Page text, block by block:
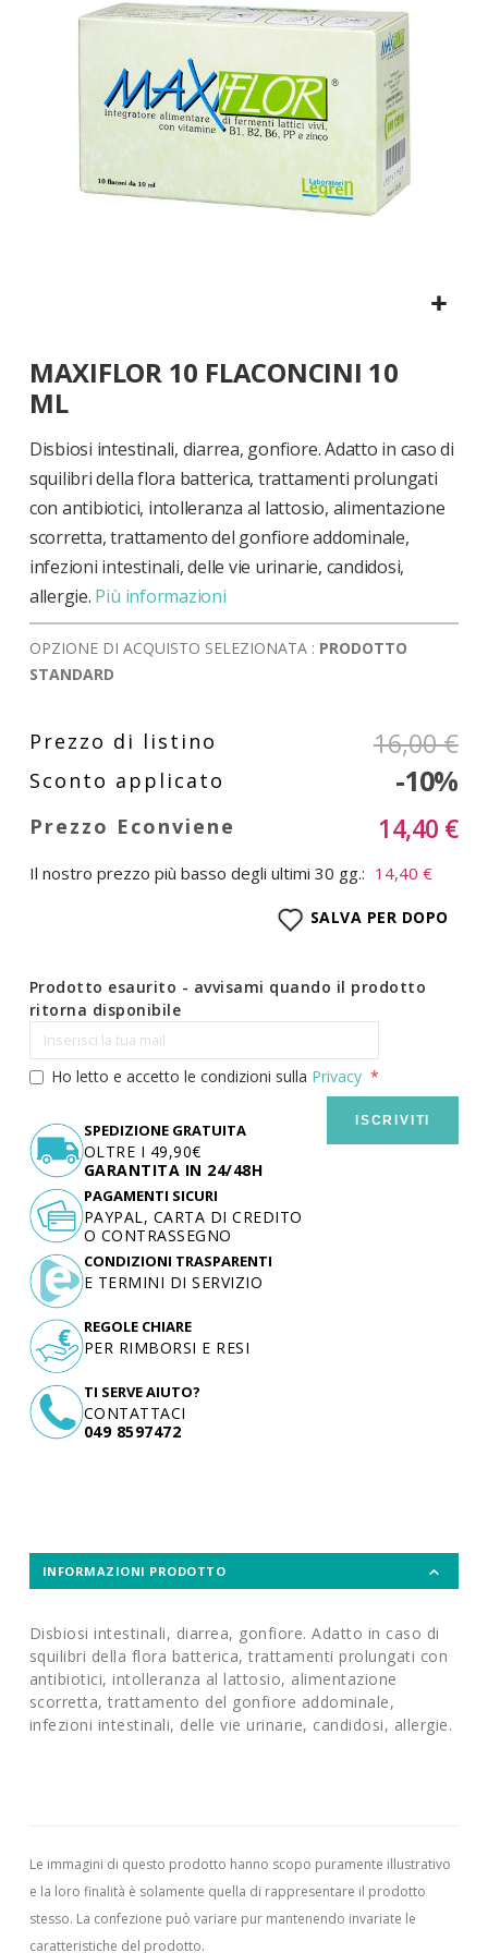
all'inizio
della
galleria
di
immagini
MAXIFLOR 10 FLACONCINI 10
ML
Disbiosi intestinali, diarrea, gonfiore. Adatto in caso di
squilibri della flora batterica, trattamenti prolungati
con antibiotici, intolleranza al lattosio, alimentazione
scorretta, trattamento del gonfiore addominale,
infezioni intestinali, delle vie urinarie, candidosi,
allergie. Più informazioni
OPZIONE DI ACQUISTO SELEZIONATA : PRODOTTO
STANDARD
16,00 €
-10%
14,40 €
Il nostro prezzo più basso degli ultimi 30 gg.: 14,40 €
SALVA PER DOPO
Prodotto esaurito - avvisami quando il prodotto
ritorna disponibile
Ho letto e accetto le condizioni sulla Privacy
ISCRIVITI
SPEDIZIONE GRATUITA
OLTRE I 49,90€
GARANTITA IN 24/48H
TI SERVE AIUTO?
CONTATTACI
049 8597472
PAGAMENTI SICURI
PAYPAL, CARTA DI CREDITO
O CONTRASSEGNO
CONDIZIONI TRASPARENTI
E TERMINI DI SERVIZIO
REGOLE CHIARE
PER RIMBORSI E RESI
INFORMAZIONI PRODOTTO
Disbiosi intestinali, diarrea, gonfiore. Adatto in caso di
squilibri della flora batterica, trattamenti prolungati con
antibiotici, intolleranza al lattosio, alimentazione
scorretta, trattamento del gonfiore addominale,
infezioni intestinali, delle vie urinarie, candidosi, allergie.
Le immagini di questo prodotto hanno scopo puramente illustrativo
e la loro finalità è solamente quella di rappresentare il prodotto
stesso. La confezione può variare pur mantenendo invariate le
caratteristiche del prodotto.